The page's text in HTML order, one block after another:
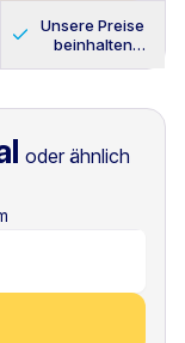
Unsere Preise
beinhalten
oder ähnlich